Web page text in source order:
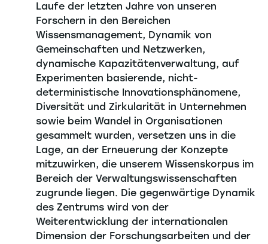
Laufe der letzten Jahre von unseren
Forschern in den Bereichen
Wissensmanagement, Dynamik von
Gemeinschaften und Netzwerken,
dynamische Kapazitätenverwaltung, auf
Experimenten basierende, nicht-
deterministische Innovationsphänomene,
Diversität und Zirkularität in Unternehmen
sowie beim Wandel in Organisationen
gesammelt wurden, versetzen uns in die
Lage, an der Erneuerung der Konzepte
mitzuwirken, die unserem Wissenskorpus im
Bereich der Verwaltungswissenschaften
zugrunde liegen. Die gegenwärtige Dynamik
des Zentrums wird von der
Weiterentwicklung der internationalen
Dimension der Forschungsarbeiten und der